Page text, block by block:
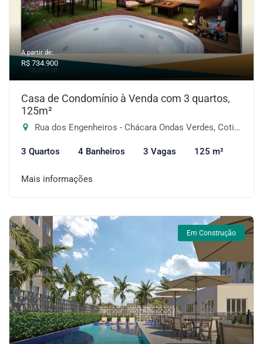
A partir de:
R$ 734.900
Casa de Condomínio à Venda com 3 quartos,
125m²
Rua dos Engenheiros - Chácara Ondas Verdes, Cotia-SP
3 Quartos 4 Banheiros 3 Vagas 125 m²
Mais informações
Em Construção